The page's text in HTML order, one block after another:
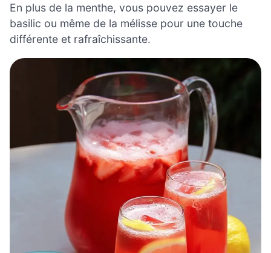
En plus de la menthe, vous pouvez essayer le
basilic ou même de la mélisse pour une touche
différente et rafraîchissante.